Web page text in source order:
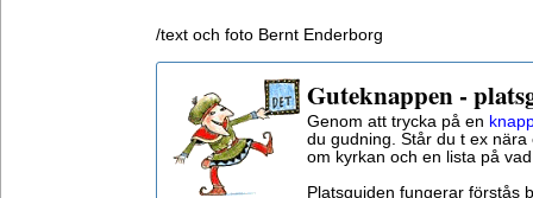
/text och foto Bernt Enderborg
Guteknappen -
Genom att trycka på en
du gudning. Står du t ex
om kyrkan och en lista på
Platsguiden fungerar förstås